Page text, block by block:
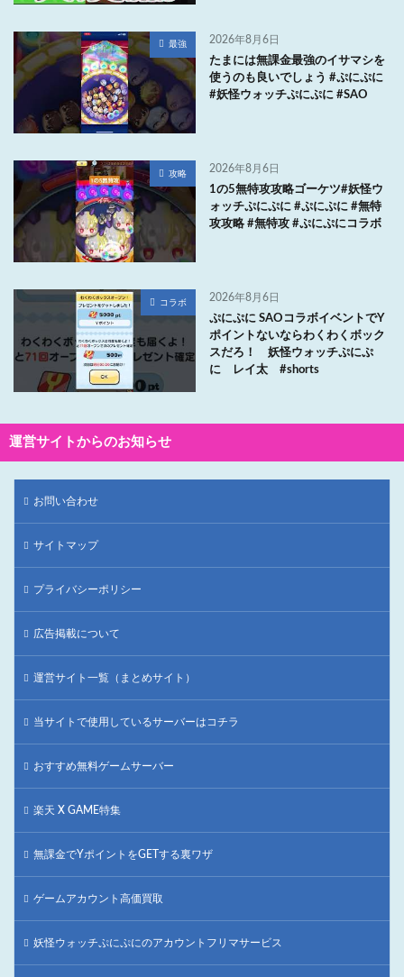
最強 2026年8月6日
たまには無課金最強のイサマシを
使うのも良いでしょう #ぷにぷに
#妖怪ウォッチぷにぷに #SAO
攻略 2026年8月6日
1の5無特攻攻略ゴーケツ#妖怪ウ
ォッチぷにぷに #ぷにぷに #無特
攻攻略 #無特攻 #ぷにぷにコラボ
コラボ 2026年8月6日
ぷにぷに SAOコラボイベントでY
ポイントないならわくわくボック
スだろ！ 妖怪ウォッチぷにぷ
に レイ太 #shorts
運営サイトからのお知らせ
お問い合わせ
サイトマップ
プライバシーポリシー
広告掲載について
運営サイト一覧（まとめサイト）
当サイトで使用しているサーバーはコチラ
おすすめ無料ゲームサーバー
楽天 X GAME特集
無課金でYポイントをGETする裏ワザ
ゲームアカウント高価買取
妖怪ウォッチぷにぷにのアカウントフリマサービス